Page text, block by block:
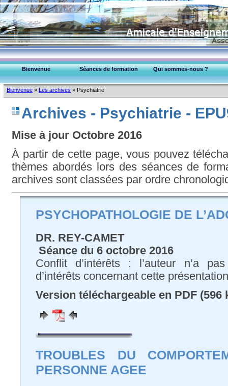
Bienvenue » Les archives » Psychiatrie
Archives - Psychiatrie -
Mise à jour Octobre 2016
À partir de cette page, vous pouvez
thèmes abordés lors des séances de
archives sont classées par ordre
PSYCHOPATHOLOGIE DE
DR. REY-CAMET
Séance du 6 octobre 2016
Conflit d’intérêts : l’auteur n’a
d’intérêts concernant cette présentation
Version téléchargeable en PDF (596
TROUBLES DU
PERSONNE AGEE
Bienvenue Séances de formation
Qui sommes-nous ?
EPU-95 Montmorency